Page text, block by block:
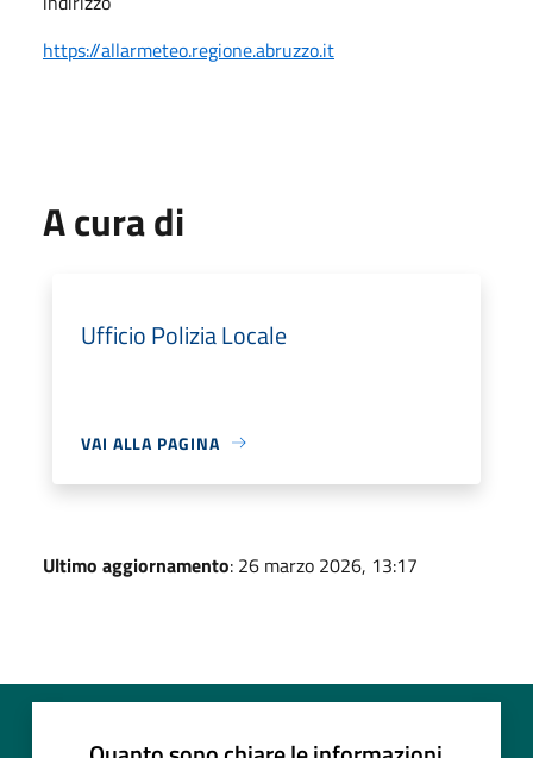
https://allarmeteo.regione.abruzzo.it
A cura di
Ufficio Polizia Locale
VAI ALLA PAGINA
Ultimo aggiornamento: 26 marzo 2026, 13:17